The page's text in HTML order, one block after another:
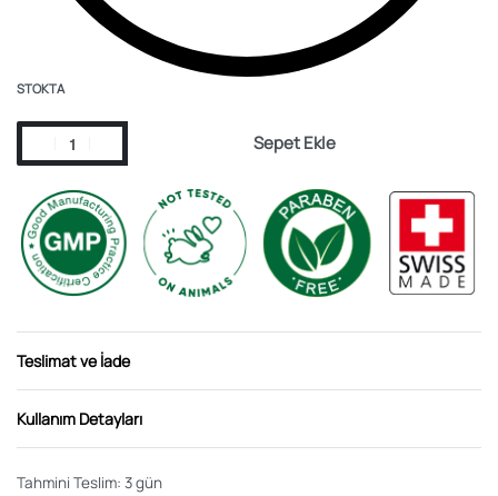
STOKTA
Sepet Ekle
Teslimat ve İade
Kullanım Detayları
Tahmini Teslim: 3 gün